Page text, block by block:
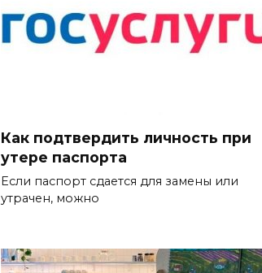
Как подтвердить личность при
утере паспорта
Если паспорт сдается для замены или
утрачен, можно